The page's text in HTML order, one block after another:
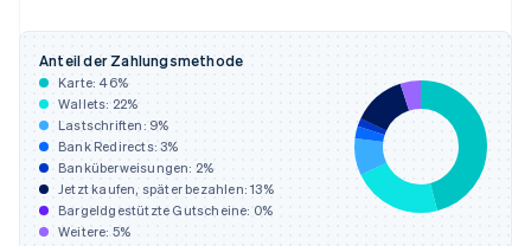
Anteil der Zahlungsmethode
Karte: 46%
Wallets: 22%
Lastschriften: 9%
Bank Redirects:3%
Banküberweisungen: 2%
Jetzt kaufen, später bezahlen:13%
Bargeldgestützte Gutscheine: 0%
Weitere: 5%
Irland
English
Italien
ItalianoEnglish
Japan
日本語English
Kanada
EnglishFrançais